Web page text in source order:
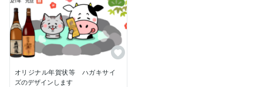
オリジナル年賀状等 ハガキサイ
ズのデザインします